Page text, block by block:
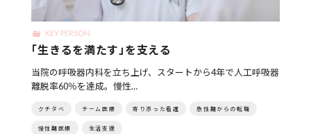
KEY PERSON
「生きるを満たす」を支える
当院の呼吸器内科を立ち上げ、スタートから4年で人工呼吸器
離脱率60％を達成。慢性…
クチタベ チーム医療 寄り添った看護 急性期からの転職
慢性期医療 生活支援